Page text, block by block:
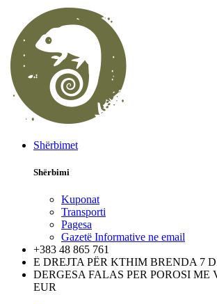
Shërbimet
Shërbimi
Kuponat
Transporti
Pagesa
Gazetë Informative ne email
+383 48 865 761
E DREJTA PËR KTHIM BRENDA 7
DERGESA FALAS PER POROSI ME
EUR